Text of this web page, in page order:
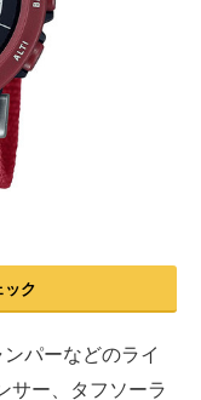
ク
パーなどのライ
サー、タフソーラ